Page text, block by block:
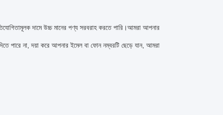
দামে উচ্চ মানের পণ্য সরবরাহ করতে পারি।আমরা আপনার
পারে না, দয়া করে আপনার ইমেল বা ফোন নম্বরটি ছেড়ে যান, আমরা